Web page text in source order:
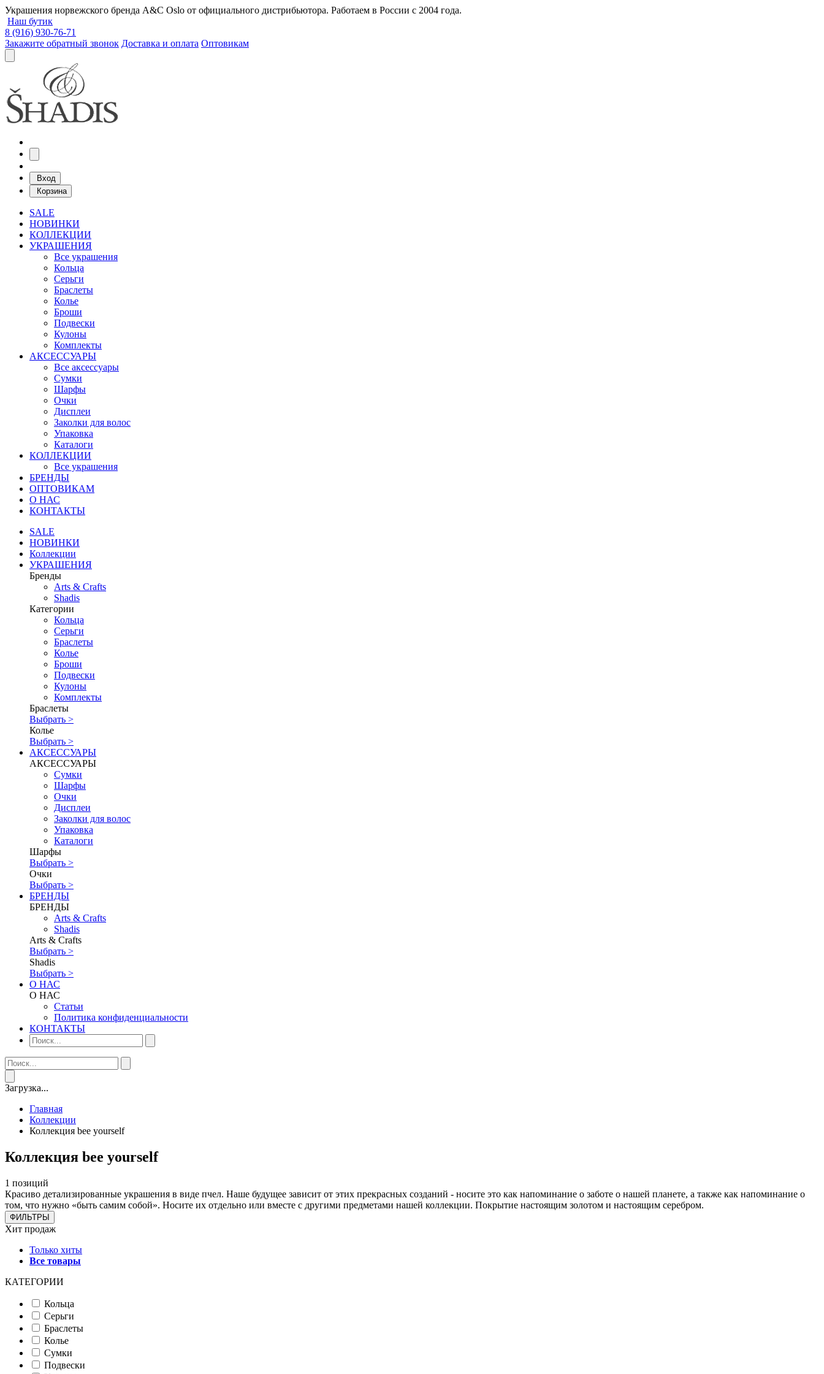
Украшения норвежского бренда A&C Oslo от официального дистрибьютора. Работаем в России с 2004 года.
Наш бутик
8 (916) 930-76-71
Закажите обратный звонок Доставка и оплата Оптовикам
Вход
Корзина
SALE
НОВИНКИ
КОЛЛЕКЦИИ
УКРАШЕНИЯ
Все украшения
Кольца
Серьги
Браслеты
Колье
Броши
Подвески
Кулоны
Комплекты
АКСЕССУАРЫ
Все аксессуары
Сумки
Шарфы
Очки
Дисплеи
Заколки для волос
Упаковка
Каталоги
КОЛЛЕКЦИИ
Все украшения
БРЕНДЫ
ОПТОВИКАМ
О НАС
КОНТАКТЫ
SALE
НОВИНКИ
Коллекции
УКРАШЕНИЯ
Бренды
Аrts & Сrafts
Shadis
Категории
Кольца
Серьги
Браслеты
Колье
Броши
Подвески
Кулоны
Комплекты
Браслеты
Выбрать >
Колье
Выбрать >
АКСЕССУАРЫ
АКСЕССУАРЫ
Сумки
Шарфы
Очки
Дисплеи
Заколки для волос
Упаковка
Каталоги
Шарфы
Выбрать >
Очки
Выбрать >
БРЕНДЫ
БРЕНДЫ
Аrts & Сrafts
Shadis
Аrts & Сrafts
Выбрать >
Shadis
Выбрать >
О НАС
О НАС
Статьи
Политика конфиденциальности
КОНТАКТЫ
Загрузка...
Главная
Коллекции
Коллекция bee yourself
Коллекция bee yourself
1 позиций
Красиво детализированные украшения в виде пчел. Наше будущее зависит от этих прекрасных созданий - носите это как напоминание о заботе о нашей планете, а также как напоминание о
том, что нужно «быть самим собой». Носите их отдельно или вместе с другими предметами нашей коллекции. Покрытие настоящим золотом и настоящим серебром.
ФИЛЬТРЫ
Хит продаж
Только хиты
Все товары
КАТЕГОРИИ
Кольца
Серьги
Браслеты
Колье
Сумки
Подвески